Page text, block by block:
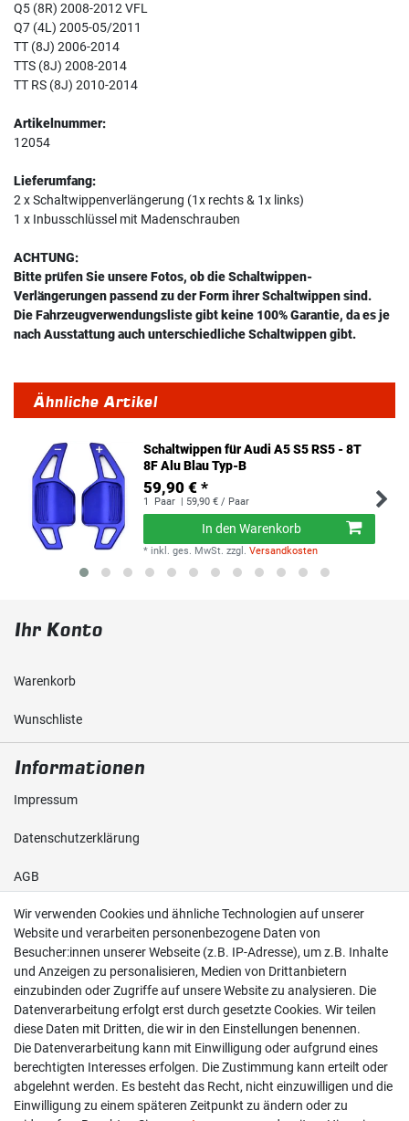
Q5 (8R) 2008-2012 VFL
Q7 (4L) 2005-05/2011
TT (8J) 2006-2014
TTS (8J) 2008-2014
TT RS (8J) 2010-2014
Artikelnummer:
12054
Lieferumfang:
2 x Schaltwippenverlängerung (1x rechts & 1x links)
1 x Inbusschlüssel mit Madenschrauben
ACHTUNG:
Bitte prüfen Sie unsere Fotos, ob die Schaltwippen-
Verlängerungen passend zu der Form ihrer Schaltwippen sind.
Die Fahrzeugverwendungsliste gibt keine 100% Garantie, da es je
nach Ausstattung auch unterschiedliche Schaltwippen gibt.
Ähnliche Artikel
Schaltwippen für Audi A5 S5 RS5 - 8T
8F Alu Blau Typ-B
59,90 € *
1 Paar | 59,90 € / Paar
In den Warenkorb
* inkl. ges. MwSt. zzgl.Versandkosten
Ihr Konto
Warenkorb
Wunschliste
Informationen
Impressum
Daten­schutz­erklärung
AGB
Shop
Kontakt
Versand & Zahlung
Widerrufs­recht
Widerruf erklären
Wir verwenden Cookies und ähnliche Technologien auf unserer
Website und verarbeiten personenbezogene Daten von
Besucher:innen unserer Webseite (z.B. IP-Adresse), um z.B. Inhalte
und Anzeigen zu personalisieren, Medien von Drittanbietern
einzubinden oder Zugriffe auf unsere Website zu analysieren. Die
Datenverarbeitung erfolgt erst durch gesetzte Cookies. Wir teilen
diese Daten mit Dritten, die wir in den Einstellungen benennen.
Die Datenverarbeitung kann mit Einwilligung oder aufgrund eines
berechtigten Interesses erfolgen. Die Zustimmung kann erteilt oder
abgelehnt werden. Es besteht das Recht, nicht einzuwilligen und die
Einwilligung zu einem späteren Zeitpunkt zu ändern oder zu